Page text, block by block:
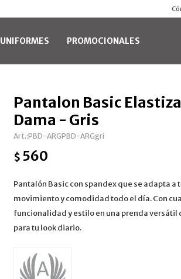
UNIFORMES PROMOCIONALES
Pantalon Basic
Dama - Gris
PBD-ARGPBD-ARGgri
$ 560
Pantalón Basic con spandex que se adapta
movimiento y comodidad todo el día. Con
funcionalidad y estilo en una prenda
para tu look diario.